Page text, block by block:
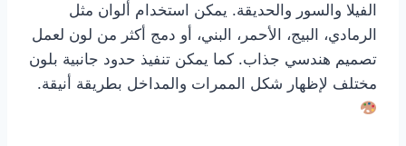
الفيلا والسور والحديقة. يمكن استخدام ألوان مثل
الرمادي، البيج، الأحمر، البني، أو دمج أكثر من لون لعمل
تصميم هندسي جذاب. كما يمكن تنفيذ حدود جانبية بلون
مختلف لإظهار شكل الممرات والمداخل بطريقة أنيقة.